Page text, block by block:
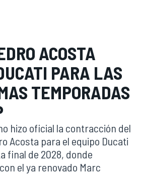
ACOSTA
PARA LAS
TEMPORADAS
hizo oficial la contracción del
Acosta para el equipo Ducati
final de 2028, donde
el ya renovado Marc